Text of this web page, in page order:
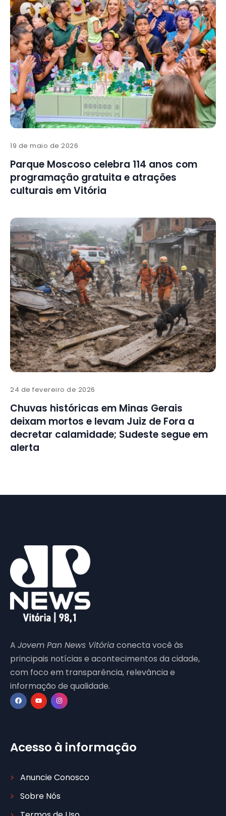
19 de maio de 2026
Parque Moscoso celebra 114 anos com
programação gratuita e atrações
culturais em Vitória
24 de fevereiro de 2026
Chuvas históricas em Minas Gerais
deixam mortos e levam Juiz de Fora a
decretar calamidade; Sudeste segue em
alerta
A Jovem Pan News Vitóriaconecta você às
principais notícias e acontecimentos da cidade,
com foco em transparência, relevância e
informação de qualidade.
Acesso à informação
Anuncie Conosco
Sobre Nós